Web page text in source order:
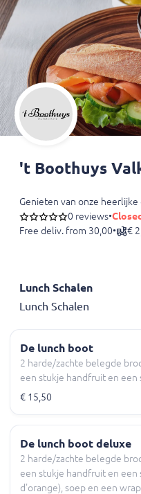
't Boothuys
Genieten van onze
0 reviews•
Free deliv. from 30,00• €
Lunch Schalen
Lunch Schalen
De lunch boot
2 harde/zachte belegde
een stukje handfruit en een
€ 15,50
De lunch boot deluxe
2 harde/zachte belegde
een stukje handfruit en een
d'orange), soep en een